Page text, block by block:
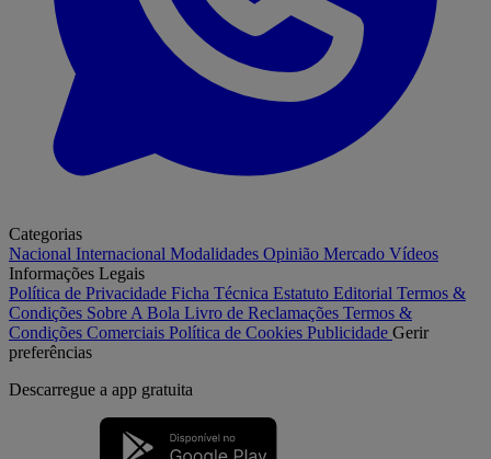
Categorias
Nacional Internacional Modalidades Opinião Mercado Vídeos
Informações Legais
Política de Privacidade Ficha Técnica Estatuto Editorial Termos &
Condições Sobre A Bola Livro de Reclamações Termos &
Condições Comerciais Política de Cookies Publicidade Gerir
preferências
Descarregue a app gratuita